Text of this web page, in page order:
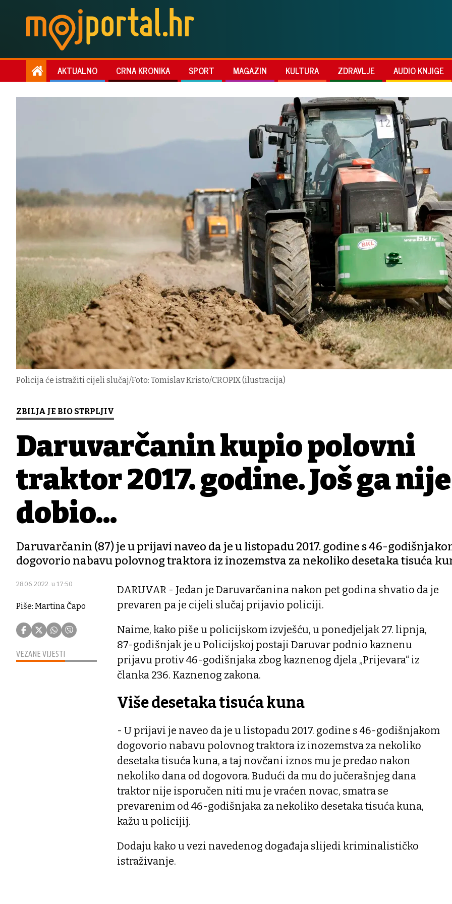
AKTUALNO CRNA KRONIKA SPORT MAGAZIN KULTURA ZDRAVLJE AUDIO KNJIGE
Policija će istražiti cijeli slučaj/Foto: Tomislav Kristo/CROPIX (ilustracija)
ZBILJA JE BIO STRPLJIV
Daruvarčanin kupio polovni
traktor 2017. godine. Još ga nije
dobio...
Daruvarčanin (87) je u prijavi naveo da je u listopadu 2017. godine s 46-
dogovorio nabavu polovnog traktora iz inozemstva za nekoliko desetaka tisuća
28.06.2022. u 17:50
Piše: Martina Čapo
VEZANE VIJESTI
DARUVAR - Jedan je Daruvarčanina nakon pet godina shvatio da je
prevaren pa je cijeli slučaj prijavio policiji.
Naime, kako piše u policijskom izvješću, u ponedjeljak 27. lipnja,
87-godišnjak je u Policijskoj postaji Daruvar podnio kaznenu
prijavu protiv 46-godišnjaka zbog kaznenog djela „Prijevara“ iz
članka 236. Kaznenog zakona.
Više desetaka tisuća kuna
- U prijavi je naveo da je u listopadu 2017. godine s 46-godišnjakom
dogovorio nabavu polovnog traktora iz inozemstva za nekoliko
desetaka tisuća kuna, a taj novčani iznos mu je predao nakon
nekoliko dana od dogovora. Budući da mu do jučerašnjeg dana
traktor nije isporučen niti mu je vraćen novac, smatra se
prevarenim od 46-godišnjaka za nekoliko desetaka tisuća kuna,
kažu u policijij.
Dodaju kako u vezi navedenog događaja slijedi kriminalističko
istraživanje.